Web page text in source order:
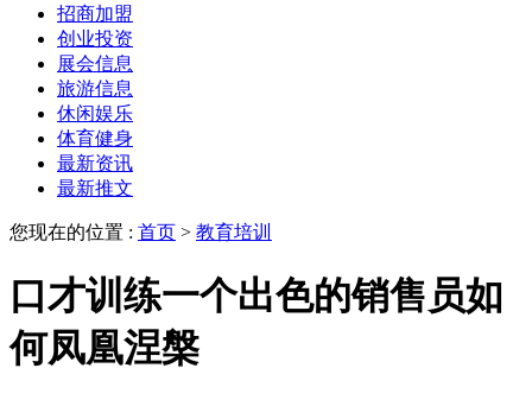
招商加盟
创业投资
展会信息
旅游信息
休闲娱乐
体育健身
最新资讯
最新推文
您现在的位置 : 首页 > 教育培训
口才训练一个出色的销售员如
何凤凰涅槃